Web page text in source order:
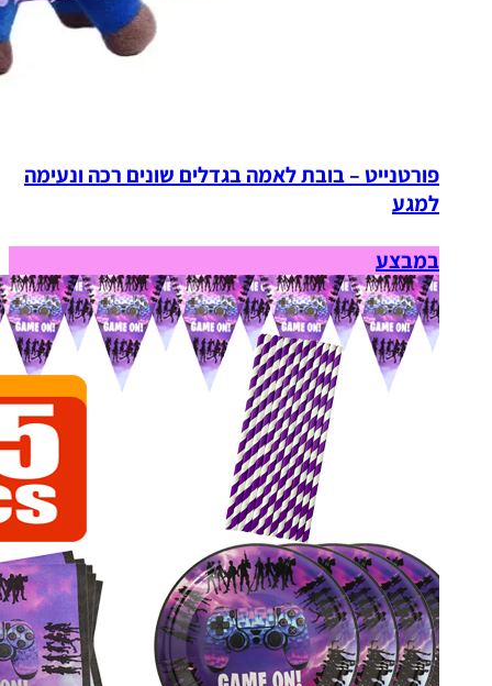
פורטנייט – בובת לאמה בגדלים שונים רכה ונעימה
למגע
במבצע